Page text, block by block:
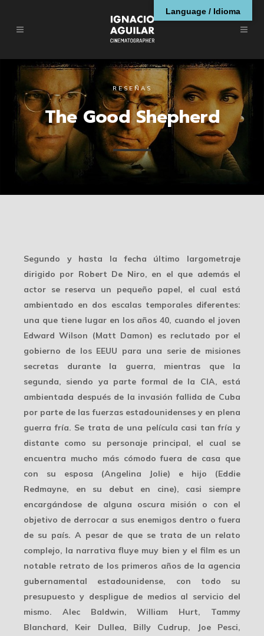
RESEÑAS
The Good Shepherd
Segundo y hasta la fecha último largometraje
dirigido por Robert De Niro, en el que además el
actor se reserva un pequeño papel, el cual está
ambientado en dos escalas temporales diferentes:
una que tiene lugar en los años 40, cuando el joven
Edward Wilson (Matt Damon) es reclutado por el
gobierno de los EEUU para una serie de misiones
secretas durante la guerra, mientras que la
segunda, siendo ya parte formal de la CIA, está
ambientada después de la invasión fallida de Cuba
por parte de las fuerzas estadounidenses y en plena
guerra fría. Se trata de una película casi tan fría y
distante como su personaje principal, el cual se
encuentra mucho más cómodo fuera de casa que
con su esposa (Angelina Jolie) e hijo (Eddie
Redmayne, en su debut en cine), casi siempre
encargándose de alguna oscura misión o con el
objetivo de derrocar a sus enemigos dentro o fuera
de su país. A pesar de que se trata de un relato
complejo, la narrativa fluye muy bien y el film es un
notable retrato de los primeros años de la agencia
gubernamental estadounidense, con todo su
presupuesto y despligue de medios al servicio del
mismo. Alec Baldwin, William Hurt, Tammy
Blanchard, Keir Dullea, Billy Cudrup, Joe Pesci,
Language / Idioma